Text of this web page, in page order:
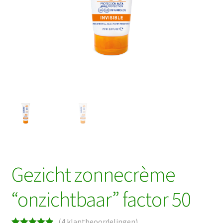
Gezicht zonnecrème
“onzichtbaar” factor 50